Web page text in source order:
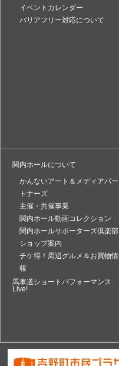
イベントカレンダー
バリアフリー対応について
関内ホールについて
かんないアート＆メディアパー
トナーズ
主催・共催事業
関内ホール動画コレクション
関内ホールサポーターズ倶楽部
ショップ案内
チケ得！周辺グルメ＆お買物情
報
馬車道ショートパフォーマンス
Live!